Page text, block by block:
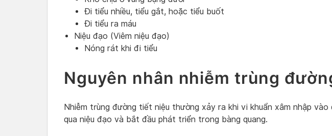
Đi tiểu nhiều, tiểu gắt, hoặc tiểu buốt
Đi tiểu ra máu
Niệu đạo (Viêm niệu đạo)
Nóng rát khi đi tiểu
Nguyên nhân nhiễm trùng
Nhiễm trùng đường tiết niệu thường xảy ra khi vi khuẩn xâm nhập vào
qua niệu đạo và bắt đầu phát triển trong bàng quang.